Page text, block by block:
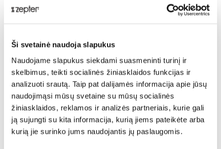
Ši svetainė naudoja slapukus
Naudojame slapukus siekdami suasmeninti turinį ir
skelbimus, teikti socialinės žiniasklaidos funkcijas ir
analizuoti srautą. Taip pat dalijamės informacija apie jūsų
naudojimąsi mūsų svetaine su mūsų socialinės
žiniasklaidos, reklamos ir analizės partneriais, kurie gali
ją sujungti su kita informacija, kurią jiems pateikėte arba
kurią jie surinko jums naudojantis jų paslaugomis.
"ZEPTAIR" PURKŠTUVAS
Įprasta kaina € 162,00